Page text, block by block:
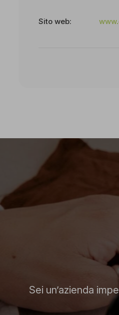
Sito web:
Sei un’azienda